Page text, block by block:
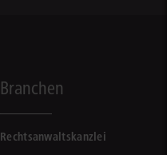
Branchen
Rechtsanwaltskanzlei